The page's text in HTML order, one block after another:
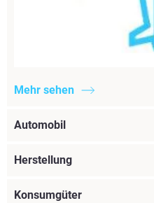
Mehr sehen
Automobil
Herstellung
Konsumgüter